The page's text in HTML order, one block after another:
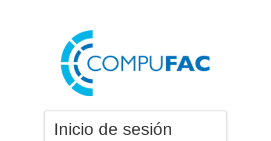
Inicio de sesión